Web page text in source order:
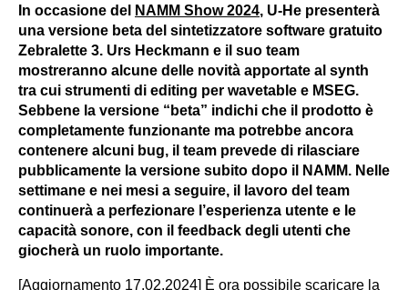
In occasione del NAMM Show 2024, U-He presenterà
una versione beta del sintetizzatore software gratuito
Zebralette 3. Urs Heckmann e il suo team
mostreranno alcune delle novità apportate al synth
tra cui strumenti di editing per wavetable e MSEG.
Sebbene la versione “beta” indichi che il prodotto è
completamente funzionante ma potrebbe ancora
contenere alcuni bug, il team prevede di rilasciare
pubblicamente la versione subito dopo il NAMM. Nelle
settimane e nei mesi a seguire, il lavoro del team
continuerà a perfezionare l’esperienza utente e le
capacità sonore, con il feedback degli utenti che
giocherà un ruolo importante.
[Aggiornamento 17.02.2024] È ora possibile scaricare la